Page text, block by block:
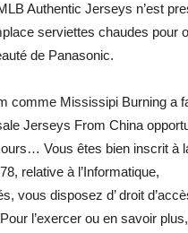
Authentic Jerseys n’est
serviettes chaudes pour
de Panasonic.
comme Mississipi Burning a
Jerseys From China
Vous êtes bien inscrit à
relative à l’Informatique,
vous disposez d’ droit
l’exercer ou en savoir